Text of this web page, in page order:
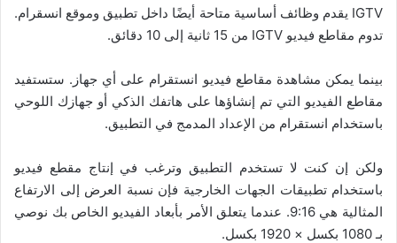
IGTV يقدم وظائف أساسية متاحة أيضًا داخل تطبيق وموقع انسقرام.
تدوم مقاطع فيديو IGTV من 15 ثانية إلى 10 دقائق.
بينما يمكن مشاهدة مقاطع فيديو انستقرام على أي جهاز. ستستفيد
مقاطع الفيديو التي تم إنشاؤها على هاتفك الذكي أو جهازك اللوحي
باستخدام انستقرام من الإعداد المدمج في التطبيق.
ولكن إن كنت لا تستخدم التطبيق وترغب في إنتاج مقطع فيديو
باستخدام تطبيقات الجهات الخارجية فإن نسبة العرض إلى الارتفاع
المثالية هي 9:16. عندما يتعلق الأمر بأبعاد الفيديو الخاص بك نوصي
بـ 1080 بكسل × 1920 بكسل.